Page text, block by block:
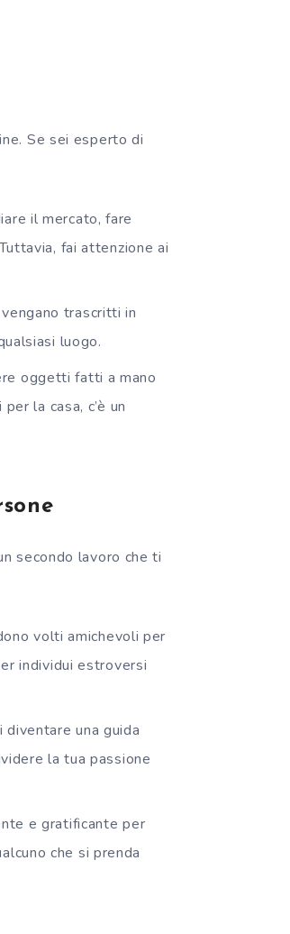
Se sei esperto di
il mercato, fare
fai attenzione ai
trascritti in
luogo.
oggetti fatti a mano
la casa, c’è un
secondo lavoro che ti
volti amichevoli per
individui estroversi
una guida
la tua passione
e gratificante per
che si prenda